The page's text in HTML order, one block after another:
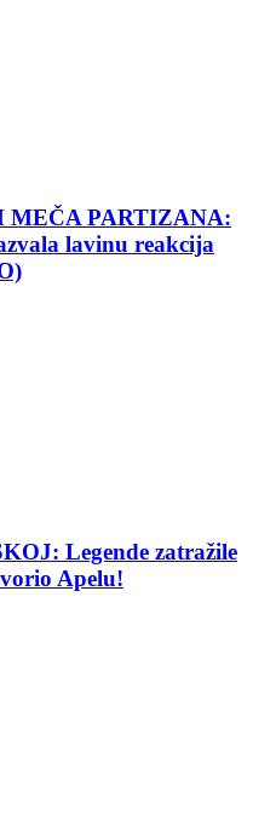
MEČA PARTIZANA:
lavinu reakcija
Legende zatražile
Apelu!